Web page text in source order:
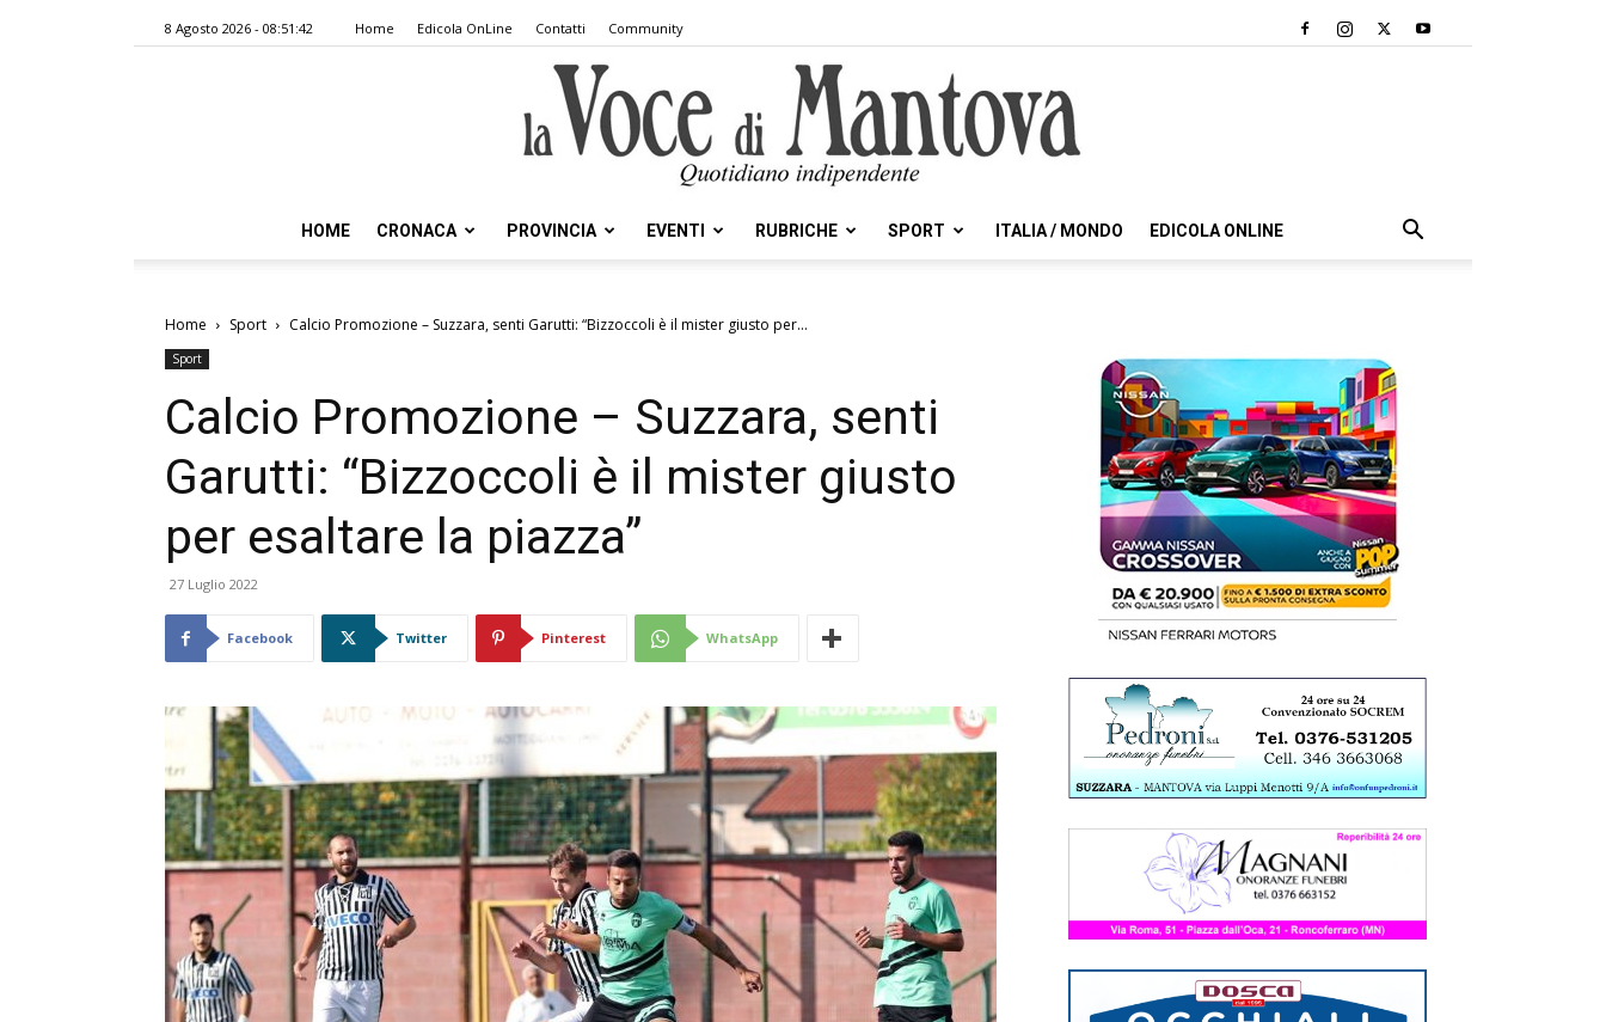
8 Agosto 2026 - 08:51:42 Home Edicola OnLine Contatti Community
Voce
Mantova
HOME CRONACA PROVINCIA EVENTI RUBRICHE SPORT ITALIA / MONDO EDICOLA ONLINE
Home Sport Calcio Promozione – Suzzara, senti Garutti: “Bizzoccoli è il mister giusto per...
Sport
Calcio Promozione – Suzzara, senti
Garutti: “Bizzoccoli è il mister giusto
per esaltare la piazza”
27 Luglio 2022
Facebook Twitter Pinterest WhatsApp